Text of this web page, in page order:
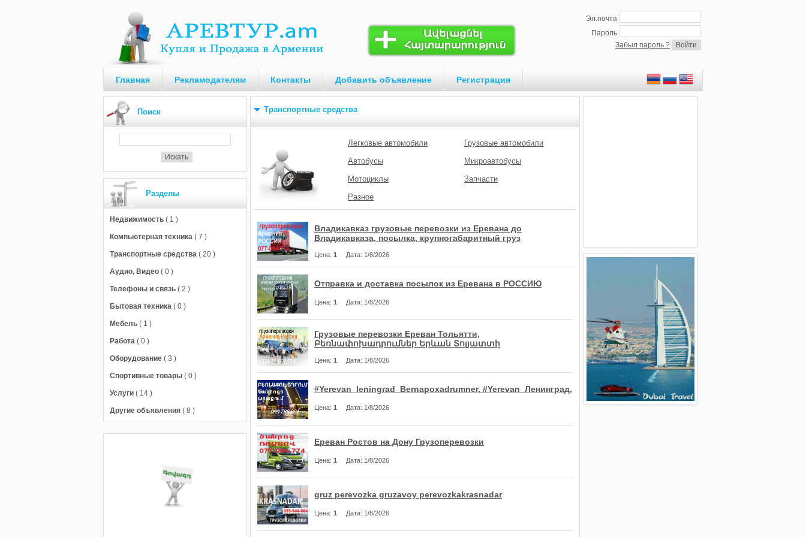
Эл.почта
Пароль
Забыл пароль ?
Главная Рекламодателям Контакты Добавить объявление Регистрация
Поиск
Разделы
Недвижимость ( 1 )
Компьютерная техника ( 7 )
Транспортные средства ( 20 )
Аудио, Видео ( 0 )
Телефоны и связь ( 2 )
Бытовая техника ( 0 )
Мебель ( 1 )
Работа ( 0 )
Оборудование ( 3 )
Спортивные товары ( 0 )
Услуги ( 14 )
Другие объявления ( 8 )
Транспортные средства
Легковые автомобили
Грузовые автомобили
Автобусы
Микроавтобусы
Мотоциклы
Запчасти
Разное
Владикавказ грузовые перевозки из Еревана до
Владикавказа, посылка, крупногабаритный груз
Цена: 1 Дата: 1/8/2026
Отправка и доставка посылок из Еревана в РОССИЮ
Цена: 1 Дата: 1/8/2026
Грузовые перевозки Ереван Тольятти,
Բեռնափոխադրումներ Երևան Տոլյատտի
Цена: 1 Дата: 1/8/2026
#Yerevan_leningrad_Bernapoxadrumner, #Yerevan_Ленинград,
Цена: 1 Дата: 1/8/2026
Ереван Ростов на Дону Грузоперевозки
Цена: 1 Дата: 1/8/2026
gruz perevozka gruzavoy perevozkakrasnadar
Цена: 1 Дата: 1/8/2026